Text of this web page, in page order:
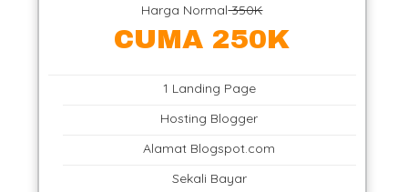
Harga Normal350K
CUMA 250K
1 Landing Page
Hosting Blogger
Alamat Blogspot.com
Sekali Bayar